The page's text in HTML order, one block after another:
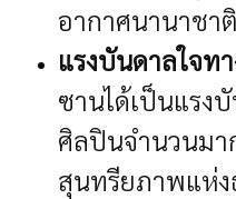
อากาศนานาชาติ
แรงบันดาลใจท
ซานได้เป็นแรง
ศิลปินจำนวนม
สุนทรียภาพแห่ง